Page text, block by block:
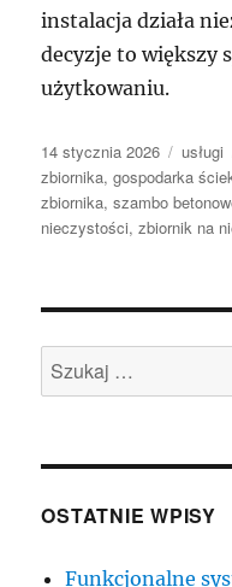
instalacja działa
decyzje to większy
użytkowaniu.
Data
publikacji
14 stycznia 2026 usługi
zbiornika,gospodarka
zbiornika,szambo
nieczystości,zbiornik na
Szukaj:
OSTATNIE WPISY
Funkcjonalne